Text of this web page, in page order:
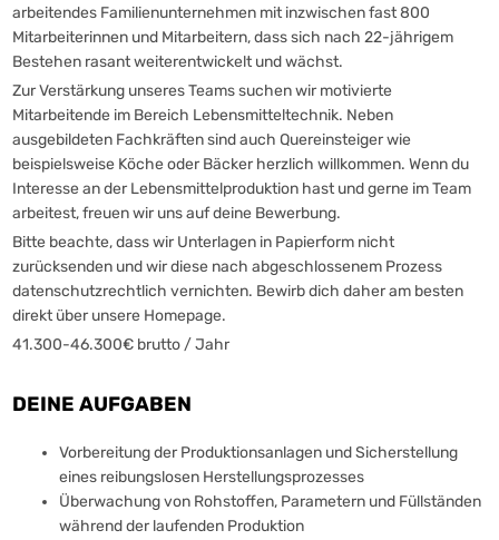
arbeitendes Familienunternehmen mit inzwischen fast 800
Mitarbeiterinnen und Mitarbeitern, dass sich nach 22-jährigem
Bestehen rasant weiterentwickelt und wächst.
Zur Verstärkung unseres Teams suchen wir motivierte
Mitarbeitende im Bereich Lebensmitteltechnik. Neben
ausgebildeten Fachkräften sind auch Quereinsteiger wie
beispielsweise Köche oder Bäcker herzlich willkommen. Wenn du
Interesse an der Lebensmittelproduktion hast und gerne im Team
arbeitest, freuen wir uns auf deine Bewerbung.
Bitte beachte, dass wir Unterlagen in Papierform nicht
zurücksenden und wir diese nach abgeschlossenem Prozess
datenschutzrechtlich vernichten. Bewirb dich daher am besten
direkt über unsere Homepage.
41.300-46.300€ brutto / Jahr
DEINE AUFGABEN
Vorbereitung der Produktionsanlagen und Sicherstellung
eines reibungslosen Herstellungsprozesses
Überwachung von Rohstoffen, Parametern und Füllständen
während der laufenden Produktion